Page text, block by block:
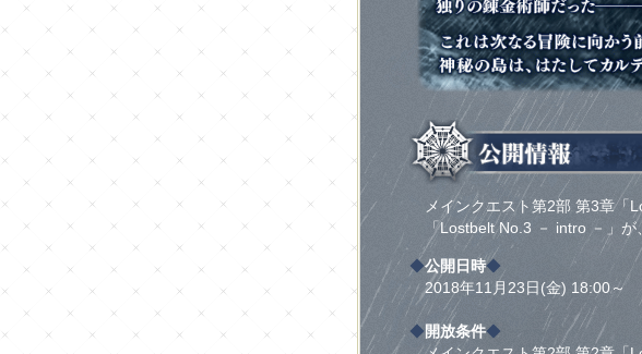
メインクエスト第2部 第3章「
「Lostbelt No.3 － intro －」
◆公開日時◆
2018年11月23日(金) 18:00～
◆開放条件◆